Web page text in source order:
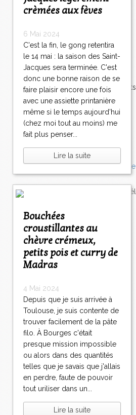
crèmées aux fèves
6 Mai 2024
C'est la fin, le gong retentira
le 14 mai : la saison des Saint-
Jacques sera terminée. C'est
donc une bonne raison de se
faire plaisir encore une fois
avec une assiette printanière
même si le temps aujourd'hui
(chez moi tout au moins) me
fait plus penser...
Lire la suite
Bouchées
croustillantes au
chèvre crémeux,
petits pois et curry de
Madras
4 Mai 2024
Depuis que je suis arrivée à
Toulouse, je suis contente de
trouver facilement de la pâte
filo. À Bourges c'était
presque mission impossible
ou alors dans des quantités
telles que je savais que j'allais
en perdre, faute de pouvoir
tout uriliser dans un...
Lire la suite
Italie
Viande
Fruits
Soupe
Fêtes
Poisson
Accompagnements
Champignons
Chocolat
Pâtes
Tomates
Balade
L'Express style m'a
articles récents